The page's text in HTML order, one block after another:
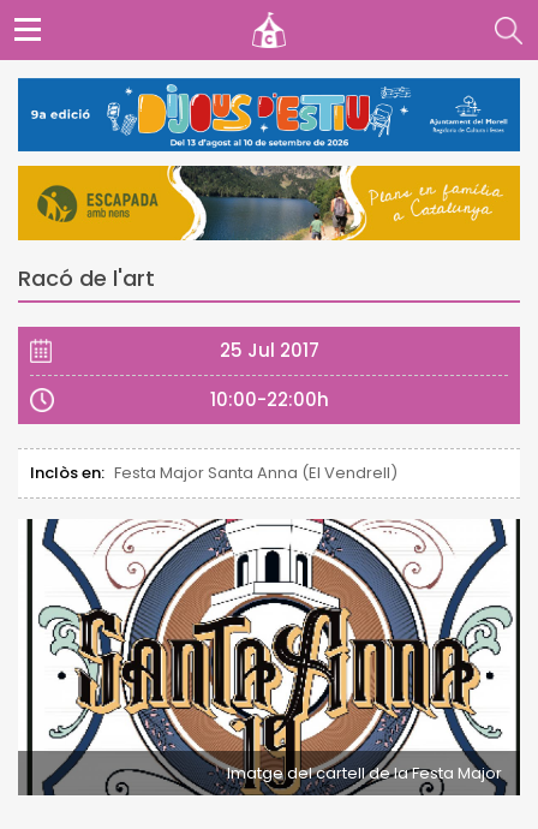
Racó de l'art
25 Jul 2017
10:00-22:00h
Inclòs en: Festa Major Santa Anna (El Vendrell)
Imatge del cartell de la Festa Major